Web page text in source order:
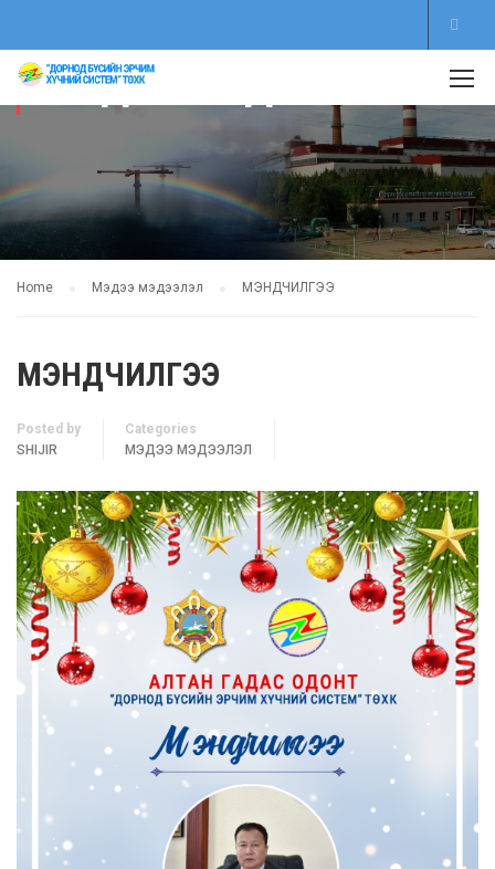
МЭДЭЭ МЭДЭЭЛЭЛ
Home Мэдээ мэдээлэл МЭНДЧИЛГЭЭ
МЭНДЧИЛГЭЭ
Posted by
SHIJIR
Categories
МЭДЭЭ МЭДЭЭЛЭЛ